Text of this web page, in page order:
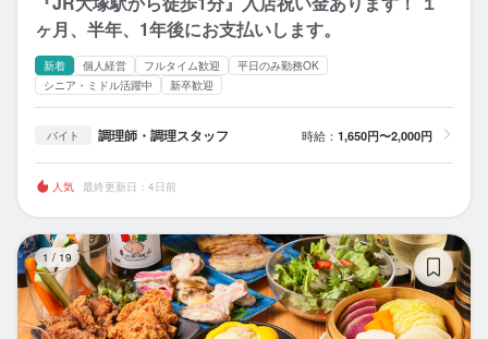
ヶ月、半年、1年後にお支払いします。
新着 個人経営 フルタイム歓迎
平日のみ勤務OK
シニア・ミドル活躍中
新卒歓迎
バイト 調理師・調理スタッフ 時給： 1,650円〜2,000円
人気 最終更新日：4日前
1 / 19